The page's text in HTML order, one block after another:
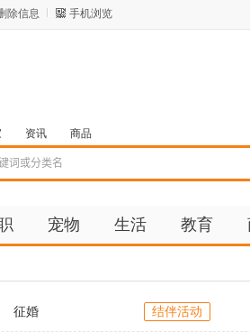
除信息 手机浏览
资讯 商品
宠物 生活 教育
征婚 结伴活动